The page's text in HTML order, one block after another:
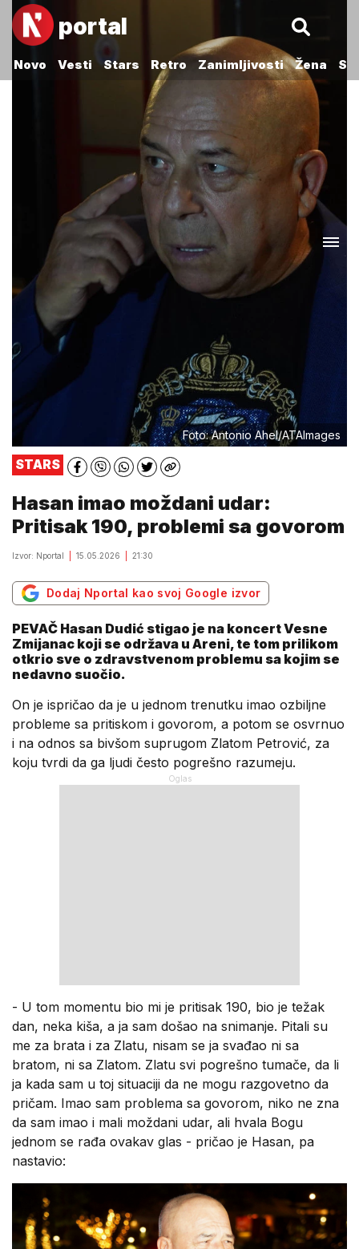
portal
Novo Vesti Stars Retro Zanimljivosti Žena
Foto: Antonio Ahel/ATAImages
STARS
Hasan imao moždani udar:
Pritisak 190, problemi sa govorom
Izvor: Nportal 15.05.2026 21:30
Dodaj Nportal kao svoj Google izvor
PEVAČ Hasan Dudić stigao je na koncert Vesne
Zmijanac koji se održava u Areni, te tom prilikom
otkrio sve o zdravstvenom problemu sa kojim se
nedavno suočio.
On je ispričao da je u jednom trenutku imao ozbiljne
probleme sa pritiskom i govorom, a potom se osvrnuo
i na odnos sa bivšom suprugom Zlatom Petrović, za
koju tvrdi da ga ljudi često pogrešno razumeju.
- U tom momentu bio mi je pritisak 190, bio je težak
dan, neka kiša, a ja sam došao na snimanje. Pitali su
me za brata i za Zlatu, nisam se ja svađao ni sa
bratom, ni sa Zlatom. Zlatu svi pogrešno tumače, da li
ja kada sam u toj situaciji da ne mogu razgovetno da
pričam. Imao sam problema sa govorom, niko ne zna
da sam imao i mali moždani udar, ali hvala Bogu
jednom se rađa ovakav glas - pričao je Hasan, pa
nastavio: